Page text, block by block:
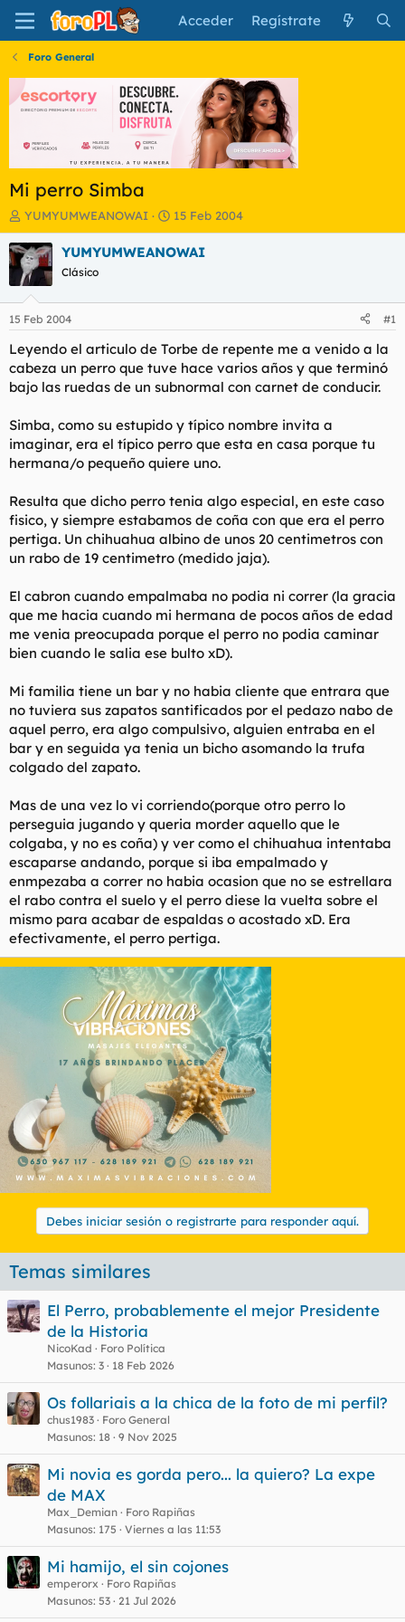
Acceder Regístrate
Foro General
Mi perro Simba
I
n
i
c
i
a
d
o
r
d
e
l
e
m
a
YUMYUMWEANOWAI
F
e
c
i
n
c
i
15 Feb 2004
YUMYUMWEANOWAI
Clásico
15 Feb 2004 #1
Leyendo el articulo de Torbe de repente me a venido a la
cabeza un perro que tuve hace varios años y que terminó
bajo las ruedas de un subnormal con carnet de conducir.
Simba, como su estupido y típico nombre invita a
imaginar, era el típico perro que esta en casa porque tu
hermana/o pequeño quiere uno.
Resulta que dicho perro tenia algo especial, en este caso
fisico, y siempre estabamos de coña con que era el perro
pertiga. Un chihuahua albino de unos 20 centimetros con
un rabo de 19 centimetro (medido jaja).
El cabron cuando empalmaba no podia ni correr (la gracia
que me hacia cuando mi hermana de pocos años de edad
me venia preocupada porque el perro no podia caminar
bien cuando le salia ese bulto xD).
Mi familia tiene un bar y no habia cliente que entrara que
no tuviera sus zapatos santificados por el pedazo nabo de
aquel perro, era algo compulsivo, alguien entraba en el
bar y en seguida ya tenia un bicho asomando la trufa
colgado del zapato.
Mas de una vez lo vi corriendo(porque otro perro lo
perseguia jugando y queria morder aquello que le
colgaba, y no es coña) y ver como el chihuahua intentaba
escaparse andando, porque si iba empalmado y
enmpezaba a correr no habia ocasion que no se estrellara
el rabo contra el suelo y el perro diese la vuelta sobre el
mismo para acabar de espaldas o acostado xD. Era
efectivamente, el perro pertiga.
Debes iniciar sesión o registrarte para responder aquí.
Temas similares
El Perro, probablemente el mejor Presidente
de la Historia
NicoKad
Foro Política
Masunos 3 18 Feb 2026
Os follariais a la chica de la foto de mi perfil?
chus1983
Foro General
Masunos 18 9 Nov 2025
Mi novia es gorda pero... la quiero? La expe
de MAX
Max_Demian
Foro Rapiñas
Masunos 175 Viernes a las 11:53
Mi hamijo, el sin cojones
emperorx
Foro Rapiñas
Masunos 53 21 Jul 2026